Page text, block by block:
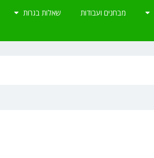
מבחנים ועבודות
שאלות בגרות